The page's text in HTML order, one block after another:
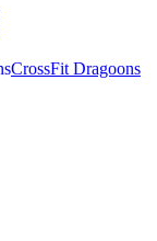
CrossFit Dragoons